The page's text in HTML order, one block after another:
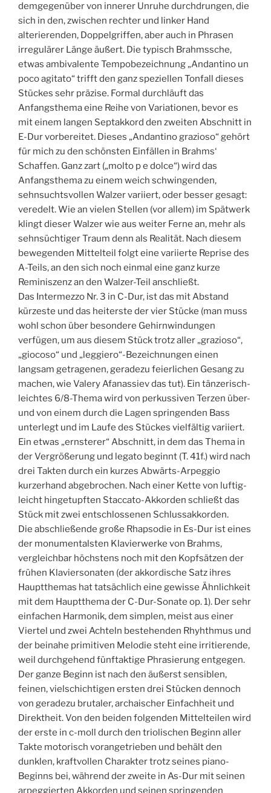
demgegenüber von innerer Unruhe durchdrungen, die
sich in den, zwischen rechter und linker Hand
alterierenden, Doppelgriffen, aber auch in Phrasen
irregulärer Länge äußert. Die typisch Brahmssche,
etwas ambivalente Tempobezeichnung „Andantino un
poco agitato“ trifft den ganz speziellen Tonfall dieses
Stückes sehr präzise. Formal durchläuft das
Anfangsthema eine Reihe von Variationen, bevor es
mit einem langen Septakkord den zweiten Abschnitt in
E-Dur vorbereitet. Dieses „Andantino grazioso“ gehört
für mich zu den schönsten Einfällen in Brahms‘
Schaffen. Ganz zart („molto p e dolce“) wird das
Anfangsthema zu einem weich schwingenden,
sehnsuchtsvollen Walzer variiert, oder besser gesagt:
veredelt. Wie an vielen Stellen (vor allem) im Spätwerk
klingt dieser Walzer wie aus weiter Ferne an, mehr als
sehnsüchtiger Traum denn als Realität. Nach diesem
bewegenden Mittelteil folgt eine variierte Reprise des
A-Teils, an den sich noch einmal eine ganz kurze
Reminiszenz an den Walzer-Teil anschließt.
Das Intermezzo Nr. 3 in C-Dur, ist das mit Abstand
kürzeste und das heiterste der vier Stücke (man muss
wohl schon über besondere Gehirnwindungen
verfügen, um aus diesem Stück trotz aller „grazioso“,
„giocoso“ und „leggiero“-Bezeichnungen einen
langsam getragenen, geradezu feierlichen Gesang zu
machen, wie Valery Afanassiev das tut). Ein tänzerisch-
leichtes 6/8-Thema wird von perkussiven Terzen über-
und von einem durch die Lagen springenden Bass
unterlegt und im Laufe des Stückes vielfältig variiert.
Ein etwas „ernsterer“ Abschnitt, in dem das Thema in
der Vergrößerung und legato beginnt (T. 41f.) wird nach
drei Takten durch ein kurzes Abwärts-Arpeggio
kurzerhand abgebrochen. Nach einer Kette von luftig-
leicht hingetupften Staccato-Akkorden schließt das
Stück mit zwei entschlossenen Schlussakkorden.
Die abschließende große Rhapsodie in Es-Dur ist eines
der monumentalsten Klavierwerke von Brahms,
vergleichbar höchstens noch mit den Kopfsätzen der
frühen Klaviersonaten (der akkordische Satz ihres
Hauptthemas hat tatsächlich eine gewisse Ähnlichkeit
mit dem Hauptthema der C-Dur-Sonate op. 1). Der sehr
einfachen Harmonik, dem simplen, meist aus einer
Viertel und zwei Achteln bestehenden Rhyhthmus und
der beinahe primitiven Melodie steht eine irritierende,
weil durchgehend fünftaktige Phrasierung entgegen.
Der ganze Beginn ist nach den äußerst sensiblen,
feinen, vielschichtigen ersten drei Stücken dennoch
von geradezu brutaler, archaischer Einfachheit und
Direktheit. Von den beiden folgenden Mittelteilen wird
der erste in c-moll durch den triolischen Beginn aller
Takte motorisch vorangetrieben und behält den
dunklen, kraftvollen Charakter trotz seines piano-
Beginns bei, während der zweite in As-Dur mit seinen
arpeggierten Akkorden und seinen springenden